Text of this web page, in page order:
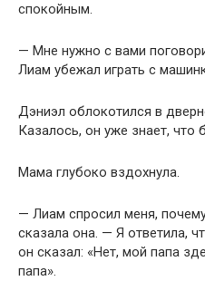
спокойным.
— Мне нужно с вами
Лиам убежал играть с
Дэниэл облокотился в
Казалось, он уже знает, что
Мама глубоко вздохнула.
— Лиам спросил меня,
сказала она. — Я ответила,
он сказал: «Нет, мой папа
папа».